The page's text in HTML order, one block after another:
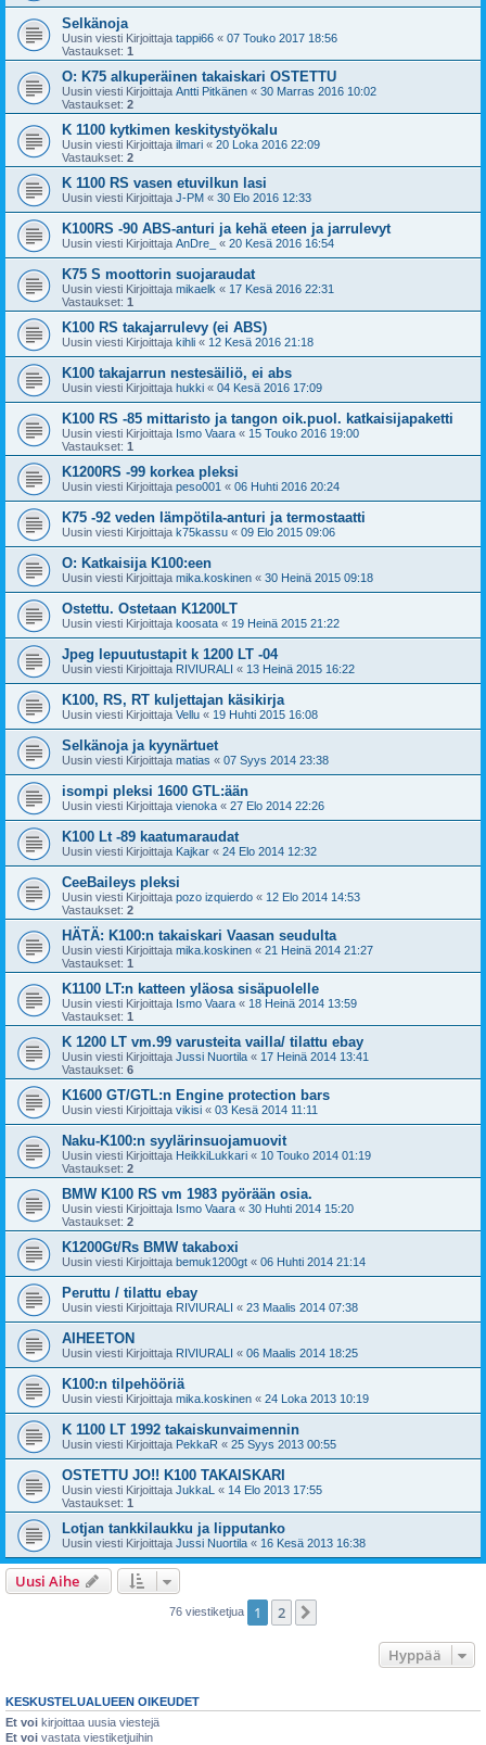
Selkänoja
Uusin viesti Kirjoittaja tappi66 « 07 Touko 2017 18:56
Vastaukset: 1
O: K75 alkuperäinen takaiskari OSTETTU
Uusin viesti Kirjoittaja Antti Pitkänen « 30 Marras 2016 10:02
Vastaukset: 2
K 1100 kytkimen keskitystyökalu
Uusin viesti Kirjoittaja ilmari « 20 Loka 2016 22:09
Vastaukset: 2
K 1100 RS vasen etuvilkun lasi
Uusin viesti Kirjoittaja J-PM « 30 Elo 2016 12:33
K100RS -90 ABS-anturi ja kehä eteen ja jarrulevyt
Uusin viesti Kirjoittaja AnDre_ « 20 Kesä 2016 16:54
K75 S moottorin suojaraudat
Uusin viesti Kirjoittaja mikaelk « 17 Kesä 2016 22:31
Vastaukset: 1
K100 RS takajarrulevy (ei ABS)
Uusin viesti Kirjoittaja kihli « 12 Kesä 2016 21:18
K100 takajarrun nestesäiliö, ei abs
Uusin viesti Kirjoittaja hukki « 04 Kesä 2016 17:09
K100 RS -85 mittaristo ja tangon oik.puol. katkaisijapaketti
Uusin viesti Kirjoittaja Ismo Vaara « 15 Touko 2016 19:00
Vastaukset: 1
K1200RS -99 korkea pleksi
Uusin viesti Kirjoittaja peso001 « 06 Huhti 2016 20:24
K75 -92 veden lämpötila-anturi ja termostaatti
Uusin viesti Kirjoittaja k75kassu « 09 Elo 2015 09:06
O: Katkaisija K100:een
Uusin viesti Kirjoittaja mika.koskinen « 30 Heinä 2015 09:18
Ostettu. Ostetaan K1200LT
Uusin viesti Kirjoittaja koosata « 19 Heinä 2015 21:22
Jpeg lepuutustapit k 1200 LT -04
Uusin viesti Kirjoittaja RIVIURALI « 13 Heinä 2015 16:22
K100, RS, RT kuljettajan käsikirja
Uusin viesti Kirjoittaja Vellu « 19 Huhti 2015 16:08
Selkänoja ja kyynärtuet
Uusin viesti Kirjoittaja matias « 07 Syys 2014 23:38
isompi pleksi 1600 GTL:ään
Uusin viesti Kirjoittaja vienoka « 27 Elo 2014 22:26
K100 Lt -89 kaatumaraudat
Uusin viesti Kirjoittaja Kajkar « 24 Elo 2014 12:32
CeeBaileys pleksi
Uusin viesti Kirjoittaja pozo izquierdo « 12 Elo 2014 14:53
Vastaukset: 2
HÄTÄ: K100:n takaiskari Vaasan seudulta
Uusin viesti Kirjoittaja mika.koskinen « 21 Heinä 2014 21:27
Vastaukset: 1
K1100 LT:n katteen yläosa sisäpuolelle
Uusin viesti Kirjoittaja Ismo Vaara « 18 Heinä 2014 13:59
Vastaukset: 1
K 1200 LT vm.99 varusteita vailla/ tilattu ebay
Uusin viesti Kirjoittaja Jussi Nuortila « 17 Heinä 2014 13:41
Vastaukset: 6
K1600 GT/GTL:n Engine protection bars
Uusin viesti Kirjoittaja vikisi « 03 Kesä 2014 11:11
Naku-K100:n syylärinsuojamuovit
Uusin viesti Kirjoittaja HeikkiLukkari « 10 Touko 2014 01:19
Vastaukset: 2
BMW K100 RS vm 1983 pyörään osia.
Uusin viesti Kirjoittaja Ismo Vaara « 30 Huhti 2014 15:20
Vastaukset: 2
K1200Gt/Rs BMW takaboxi
Uusin viesti Kirjoittaja bemuk1200gt « 06 Huhti 2014 21:14
Peruttu / tilattu ebay
Uusin viesti Kirjoittaja RIVIURALI « 23 Maalis 2014 07:38
AIHEETON
Uusin viesti Kirjoittaja RIVIURALI « 06 Maalis 2014 18:25
K100:n tilpehööriä
Uusin viesti Kirjoittaja mika.koskinen « 24 Loka 2013 10:19
K 1100 LT 1992 takaiskunvaimennin
Uusin viesti Kirjoittaja PekkaR « 25 Syys 2013 00:55
OSTETTU JO!! K100 TAKAISKARI
Uusin viesti Kirjoittaja JukkaL « 14 Elo 2013 17:55
Vastaukset: 1
Lotjan tankkilaukku ja lipputanko
Uusin viesti Kirjoittaja Jussi Nuortila « 16 Kesä 2013 16:38
Uusi Aihe
76 viestiketjua 1 2
Hyppää
KESKUSTELUALUEEN OIKEUDET
Et voi kirjoittaa uusia viestejä
Et voi vastata viestiketjuihin